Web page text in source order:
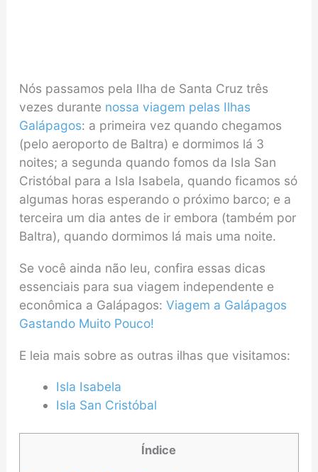
Nós passamos pela Ilha de Santa Cruz três
vezes durante nossa viagem pelas Ilhas
Galápagos: a primeira vez quando chegamos
(pelo aeroporto de Baltra) e dormimos lá 3
noites; a segunda quando fomos da Isla San
Cristóbal para a Isla Isabela, quando ficamos só
algumas horas esperando o próximo barco; e a
terceira um dia antes de ir embora (também por
Baltra), quando dormimos lá mais uma noite.
Se você ainda não leu, confira essas dicas
essenciais para sua viagem independente e
econômica a Galápagos: Viagem a Galápagos
Gastando Muito Pouco!
E leia mais sobre as outras ilhas que visitamos:
Isla Isabela
Isla San Cristóbal
Índice